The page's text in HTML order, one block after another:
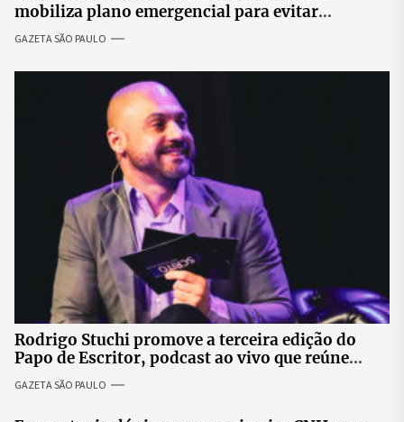
mobiliza plano emergencial para evitar
impactos no fornecimento de energia
GAZETA SÃO PAULO
Rodrigo Stuchi promove a terceira edição do
Papo de Escritor, podcast ao vivo que reúne
especialistas para discutir saúde mental e
prosperidade.
GAZETA SÃO PAULO